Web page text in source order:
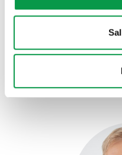
Lähetä vapaamuotoinen
ansioluettelosi
rekrytointi(at)tapio.fi
Lisätietoja